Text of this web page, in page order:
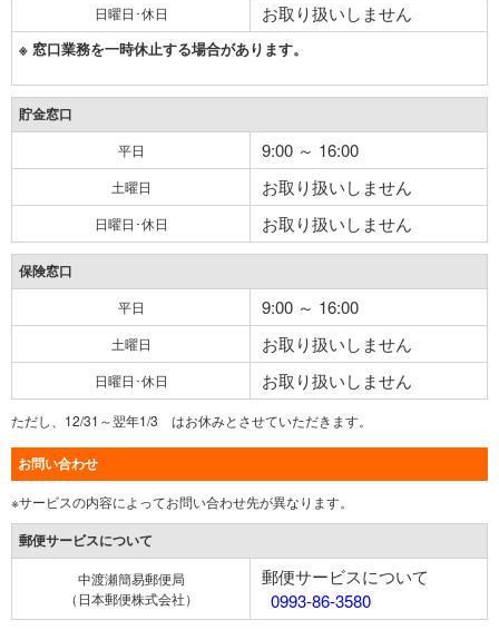
日曜日･休日 お取り扱いしません
※ 窓口業務を一時休止する場合があります。
貯金窓口
平日 9:00 ～ 16:00
土曜日 お取り扱いしません
日曜日･休日 お取り扱いしません
保険窓口
平日 9:00 ～ 16:00
土曜日 お取り扱いしません
日曜日･休日 お取り扱いしません
ただし、12/31～翌年1/3 はお休みとさせていただきます。
お問い合わせ
※サービスの内容によってお問い合わせ先が異なります。
郵便サービスについて
中渡瀬簡易郵便局
（日本郵便株式会社）
郵便サービスについて
0993-86-3580